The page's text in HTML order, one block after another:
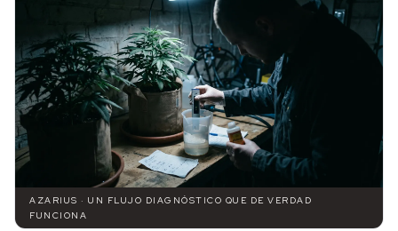
AZARIUS · UN FLUJO DIAGNÓSTICO QUE DE VERDAD
FUNCIONA